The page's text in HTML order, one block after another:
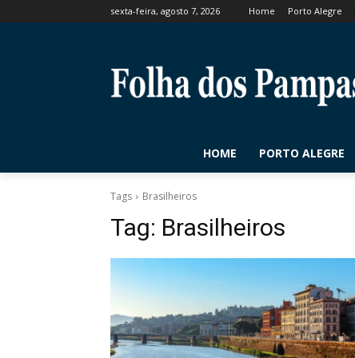
sexta-feira, agosto 7, 2026 Home Porto Alegre
HOME PORTO ALEGRE
Tags Brasilheiros
Tag: Brasilheiros